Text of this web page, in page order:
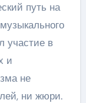
путь на
участие в
и
не
ни жюри.